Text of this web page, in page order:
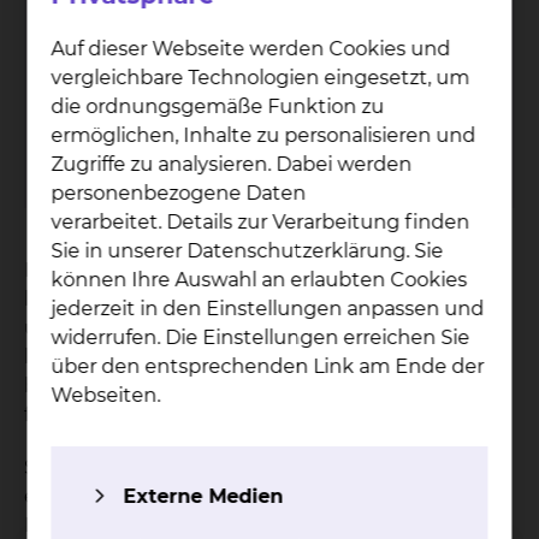
Salzdahlumer Straße 90, 38126 Braunschweig
Tel.:+49 531 595 2210
Tel.:+49 531 595 2339
Per E-Mail kontaktieren
Ihr Wohlbefinden und Ihre baldige Genesung
liegen uns am Herzen. Eine abwechslungsreiche
und gesunde Kost kann dazu einen guten Beitrag
leisten. Deswegen bereiten die Teams aus den
beiden Küchen des Klinikums Ihr Essen immer
frisch und direkt vor Ort für Sie zu.
Soweit Sie nicht durch eine ärztliche Verordnung
eingeschränkt sind, können Sie Ihr Essen nach
Auf dieser Webseite werden Cookies und
vergleichbare Technologien eingesetzt, um
die ordnungsgemäße Funktion zu
ermöglichen, Inhalte zu personalisieren und
Zugriffe zu analysieren. Dabei werden
personenbezogene Daten
verarbeitet. Details zur Verarbeitung finden
Sie in unserer Datenschutzerklärung. Sie
können Ihre Auswahl an erlaubten Cookies
jederzeit in den Einstellungen anpassen und
widerrufen. Die Einstellungen erreichen Sie
über den entsprechenden Link am Ende der
Webseiten.
Externe Medien